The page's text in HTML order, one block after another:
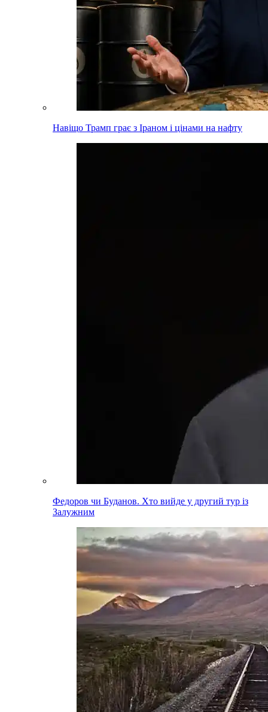
Навіщо Трамп грає з Іраном і цінами на нафту
Федоров чи Буданов. Хто вийде у другий тур із
Залужним